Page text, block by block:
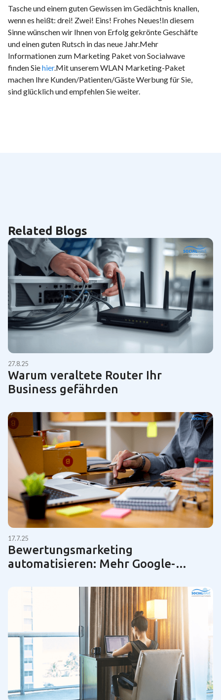
Tasche und einem guten Gewissen im Gedächtnis knallen,
wenn es heißt: drei! Zwei! Eins! Frohes Neues!In diesem
Sinne wünschen wir Ihnen von Erfolg gekrönte Geschäfte
und einen guten Rutsch in das neue Jahr.Mehr
Informationen zum Marketing Paket von Socialwave
finden Siehier.Mit unserem WLAN Marketing-Paket
machen Ihre Kunden/Patienten/Gäste Werbung für Sie,
sind glücklich und empfehlen Sie weiter.
Related Blogs
27.8.25
Warum veraltete Router Ihr
Business gefährden
17.7.25
Bewertungsmarketing
automatisieren: Mehr Google-